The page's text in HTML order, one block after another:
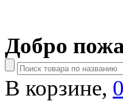
Добро
В корзине,